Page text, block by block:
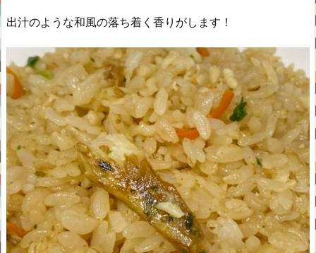
出汁のような和風の落ち着く香りがします！